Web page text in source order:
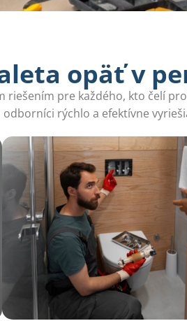
opäť v
riešením pre každého, kto čelí
odborníci rýchlo a efektívne